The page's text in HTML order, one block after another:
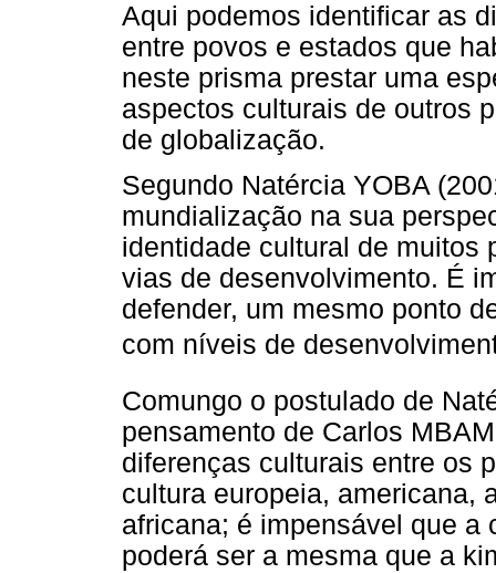
Aqui podemos identificar as
entre povos e estados que
neste prisma prestar uma
aspectos culturais de outros
de globalização.
Segundo Natércia YOBA
mundialização na sua
identidade cultural de muitos
vias de desenvolvimento. É
defender, um mesmo ponto
com níveis de
Comungo o postulado de
pensamento de Carlos
diferenças culturais entre os
cultura europeia, americana,
africana; é impensável que a
poderá ser a mesma que a